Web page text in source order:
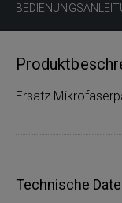
Ersatz
Technische